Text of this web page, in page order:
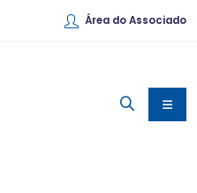
Área do Associado